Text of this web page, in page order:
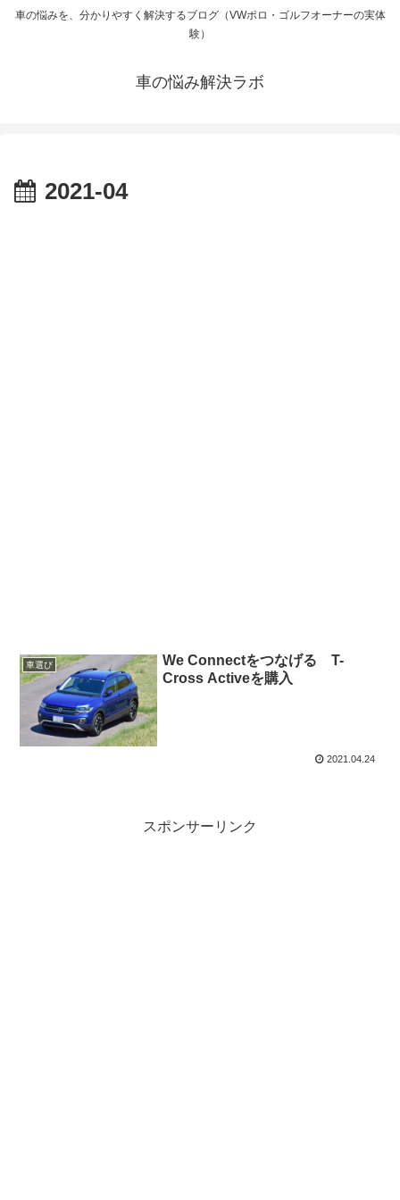
車の悩みを、分かりやすく解決するブログ（VWポロ・ゴルフオーナーの実体
験）
車の悩み解決ラボ
2021-04
車選び
We Connectをつなげる T-
Cross Activeを購入
2021.04.24
スポンサーリンク